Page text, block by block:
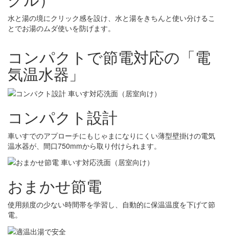
水と湯の境にクリック感を設け、水と湯をきちんと使い分けるこ
とでお湯のムダ使いを防げます。
コンパクトで節電対応の「電
気温水器」
コンパクト設計
車いすでのアプローチにもじゃまになりにくい薄型壁掛けの電気
温水器が、間口750mmから取り付けられます。
おまかせ節電
使用頻度の少ない時間帯を学習し、自動的に保温温度を下げて節
電。